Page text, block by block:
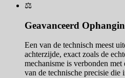
⚖️
Geavanceerd
Een van de technisch meest
achterzijde, exact zoals de
mechanisme is verbonden
van de technische precisie die